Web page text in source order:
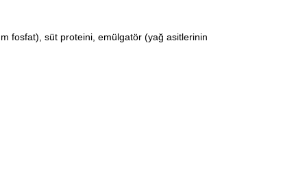
fosfat), süt proteini, emülgatör (yağ asitlerinin